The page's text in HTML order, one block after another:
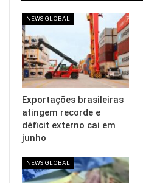
NEWS GLOBAL
Exportações brasileiras
atingem recorde e
déficit externo cai em
junho
NEWS GLOBAL